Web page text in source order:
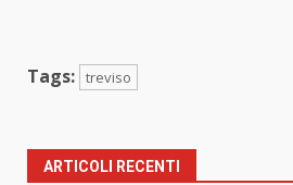
Tags: treviso
ARTICOLI RECENTI